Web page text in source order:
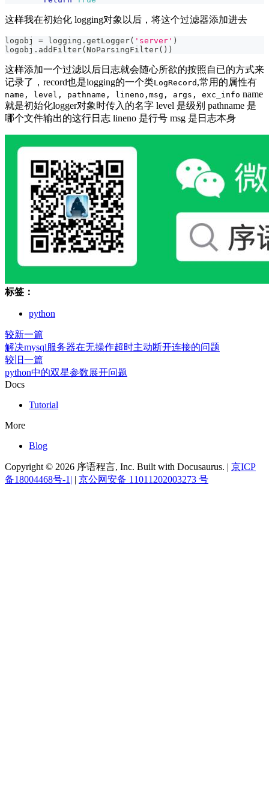
这样我在初始化 logging对象以后，将这个过滤器添加进去
logobj = logging . getLogger( 'server' )
logobj . addFilter(NoParsingFilter( ) )
这样添加一个过滤以后日志就会随心所欲的按照自已的方式来
记录了，record也是logging的一个类LogRecord ,常用的属性有
name, level, pathname, lineno,msg, args, exc_info name
就是初始化logger对象时传入的名字 level 是级别 pathname 是
哪个文件输出的这行日志 lineno 是行号 msg 是日志本身
标签：
python
较新一篇
解决mysql服务器在无操作超时主动断开连接的问题
较旧一篇
python中的双星参数展开问题
Docs
Tutorial
More
Blog
Copyright © 2026 序语程言, Inc. Built with Docusaurus. | 京ICP
备18004468号-1| | 京公网安备 11011202003273 号